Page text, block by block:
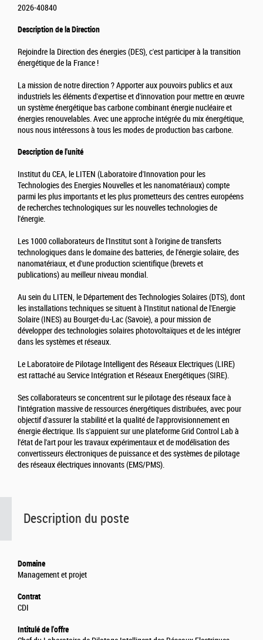
Description du poste
Domaine
Management et projet
Contrat
CDI
Intitulé de l'offre
2026-40840
Description de la Direction
Rejoindre la Direction des énergies (DES), c'est participer à la transition
énergétique de la France !
La mission de notre direction ? Apporter aux pouvoirs publics et aux
industriels les éléments d'expertise et d'innovation pour mettre en œuvre
un système énergétique bas carbone combinant énergie nucléaire et
énergies renouvelables. Avec une approche intégrée du mix énergétique,
nous nous intéressons à tous les modes de production bas carbone.
Description de l'unité
Institut du CEA, le LITEN (Laboratoire d'Innovation pour les
Technologies des Energies Nouvelles et les nanomatériaux) compte
parmi les plus importants et les plus prometteurs des centres européens
de recherches technologiques sur les nouvelles technologies de
l'énergie.
Les 1000 collaborateurs de l'Institut sont à l'origine de transferts
technologiques dans le domaine des batteries, de l'énergie solaire, des
nanomatériaux, et d'une production scientifique (brevets et
publications) au meilleur niveau mondial.
Au sein du LITEN, le Département des Technologies Solaires (DTS), dont
les installations techniques se situent à l'Institut national de l'Energie
Solaire (INES) au Bourget-du-Lac (Savoie), a pour mission de
développer des technologies solaires photovoltaïques et de les intégrer
dans les systèmes et réseaux.
Le Laboratoire de Pilotage Intelligent des Réseaux Electriques (LIRE)
est rattaché au Service Intégration et Réseaux Energétiques (SIRE).
Ses collaborateurs se concentrent sur le pilotage des réseaux face à
l'intégration massive de ressources énergétiques distribuées, avec pour
objectif d'assurer la stabilité et la qualité de l'approvisionnement en
énergie électrique. Ils s'appuient sur une plateforme Grid Control Lab à
l'état de l'art pour les travaux expérimentaux et de modélisation des
convertisseurs électroniques de puissance et des systèmes de pilotage
des réseaux électriques innovants (EMS/PMS).